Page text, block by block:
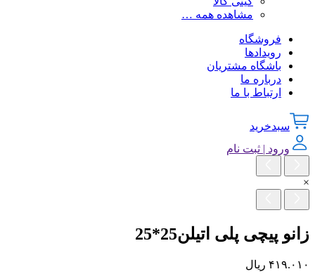
مشاهده همه …
فروشگاه
رویدادها
باشگاه مشتریان
درباره ما
ارتباط با ما
سبدخرید
ورود | ثبت نام
×
زانو پیچی پلی اتیلن25*25
۴۱۹.۰۱۰ ریال